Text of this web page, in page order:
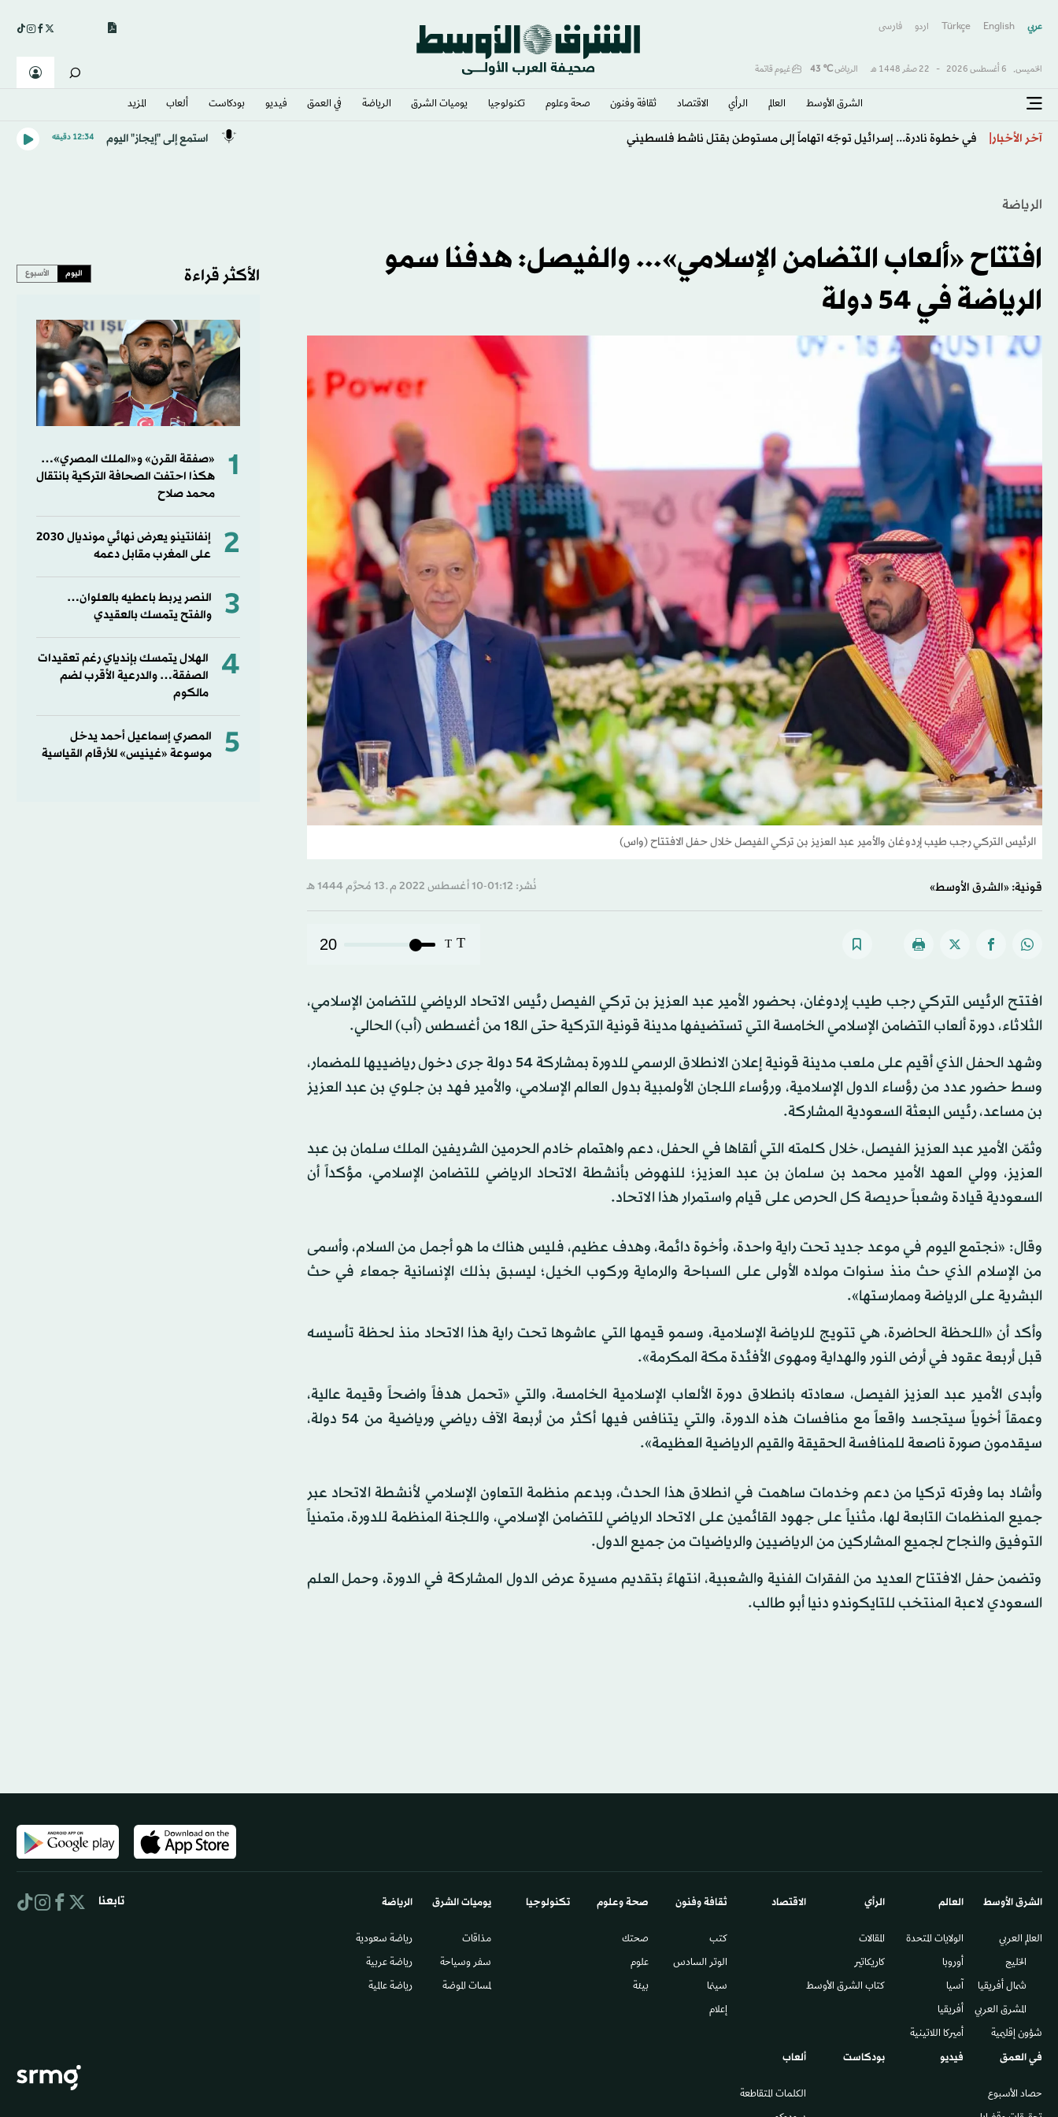
عربي English
Türkçe اردو فارسى
الخميس, 6 أغسطس 2026 - 22 صفَر 1448 هـ الرياض℃
43 غيوم قاتمة
الشرق الأوسط​ العالم الرأي الاقتصاد ثقافة وفنون صحة وعلوم تكنولوجيا يوميات الشرق​ الرياضة في العمق فيديو بودكاست ألعاب المزيد
آخر الأخبار استمع إلى "إيجاز" اليوم 12:34 دقيقه
الرياضة
افتتاح «ألعاب التضامن الإسلامي»... والفيصل: هدفنا سمو
الرياضة في 54 دولة
الرئيس التركي رجب طيب إردوغان والأمير عبد العزيز بن تركي الفيصل خلال حفل الافتتاح (واس)
قونية: «الشرق الأوسط» نُشر: 01:12-10 أغسطس 2022 م ـ 13 مُحرَّم 1444 هـ
T
T
20
افتتح الرئيس التركي رجب طيب إردوغان، بحضور الأمير عبد العزيز بن تركي الفيصل رئيس الاتحاد الرياضي للتضامن الإسلامي،
الثلاثاء، دورة ألعاب التضامن الإسلامي الخامسة التي تستضيفها مدينة قونية التركية حتى الـ18 من أغسطس (أب) الحالي.
وشهد الحفل الذي أقيم على ملعب مدينة قونية إعلان الانطلاق الرسمي للدورة بمشاركة 54 دولة جرى دخول رياضييها للمضمار،
وسط حضور عدد من رؤساء الدول الإسلامية، ورؤساء اللجان الأولمبية بدول العالم الإسلامي، والأمير فهد بن جلوي بن عبد العزيز
بن مساعد، رئيس البعثة السعودية المشاركة.
وثمّن الأمير عبد العزيز الفيصل، خلال كلمته التي ألقاها في الحفل، دعم واهتمام خادم الحرمين الشريفين الملك سلمان بن عبد
العزيز، وولي العهد الأمير محمد بن سلمان بن عبد العزيز؛ للنهوض بأنشطة الاتحاد الرياضي للتضامن الإسلامي، مؤكداً أن
السعودية قيادة وشعباً حريصة كل الحرص على قيام واستمرار هذا الاتحاد.
وقال: «نجتمع اليوم في موعد جديد تحت راية واحدة، وأخوة دائمة، وهدف عظيم، فليس هناك ما هو أجمل من السلام، وأسمى
من الإسلام الذي حث منذ سنوات مولده الأولى على السباحة والرماية وركوب الخيل؛ ليسبق بذلك الإنسانية جمعاء في حث
البشرية على الرياضة وممارستها».
وأكد أن «اللحظة الحاضرة، هي تتويج للرياضة الإسلامية، وسمو قيمها التي عاشوها تحت راية هذا الاتحاد منذ لحظة تأسيسه
قبل أربعة عقود في أرض النور والهداية ومهوى الأفئدة مكة المكرمة».
وأبدى الأمير عبد العزيز الفيصل، سعادته بانطلاق دورة الألعاب الإسلامية الخامسة، والتي «تحمل هدفاً واضحاً وقيمة عالية،
وعمقاً أخوياً سيتجسد واقعاً مع منافسات هذه الدورة، والتي يتنافس فيها أكثر من أربعة الآف رياضي ورياضية من 54 دولة،
سيقدمون صورة ناصعة للمنافسة الحقيقة والقيم الرياضية العظيمة».
وأشاد بما وفرته تركيا من دعم وخدمات ساهمت في انطلاق هذا الحدث، وبدعم منظمة التعاون الإسلامي لأنشطة الاتحاد عبر
جميع المنظمات التابعة لها، مثنياً على جهود القائمين على الاتحاد الرياضي للتضامن الإسلامي، واللجنة المنظمة للدورة، متمنياً
التوفيق والنجاح لجميع المشاركين من الرياضيين والرياضيات من جميع الدول.
وتضمن حفل الافتتاح العديد من الفقرات الفنية والشعبية، انتهاءً بتقديم مسيرة عرض الدول المشاركة في الدورة، وحمل العلم
السعودي لاعبة المنتخب للتايكوندو دنيا أبو طالب.
الأكثر قراءة اليوم الأسبوع
1
«صفقة القرن» و«الملك المصري»…
هكذا احتفت الصحافة التركية بانتقال
محمد صلاح
2
إنفانتينو يعرض نهائي مونديال 2030
على المغرب مقابل دعمه
3
النصر يربط باعطيه بالعلوان…
والفتح يتمسك بالعقيدي
4
الهلال يتمسك بإندياي رغم تعقيدات
الصفقة… والدرعية الأقرب لضم
مالكوم
5
المصري إسماعيل أحمد يدخل
موسوعة «غينيس» للأرقام القياسية
الشرق الأوسط​
العالم العربي
الخليج
شمال أفريقيا
المشرق العربي
شؤون إقليمية
العالم
الولايات المتحدة
أوروبا
آسيا
أفريقيا
أميركا اللاتينية
الرأي
المقالات
كاريكاتير
كتاب الشرق الأوسط
الاقتصاد ثقافة وفنون
كتب
الوتر السادس​
سينما
إعلام
صحة وعلوم
صحتك
علوم
بيئة
تكنولوجيا يوميات الشرق​
مذاقات
سفر وسياحة
لمسات الموضة
الرياضة
رياضة سعودية
رياضة عربية
رياضة عالمية
في العمق
حصاد الأسبوع
فيديو بودكاست ألعاب
الكلمات المتقاطعة
تابعنا